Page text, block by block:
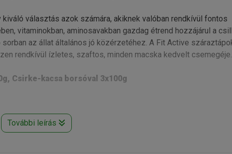
választás azok számára, akiknek valóban rendkívül fontos
vitaminokban, aminosavakban gazdag étrend hozzájárul a
az állat általános jó közérzetéhez. A Fit Active
rendkívül ízletes, szaftos, minden macska kedvelt csemegéje.
Csirke-kacsa borsóval 3x100g
További leírás